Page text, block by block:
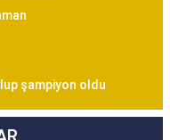
şampiyon oldu